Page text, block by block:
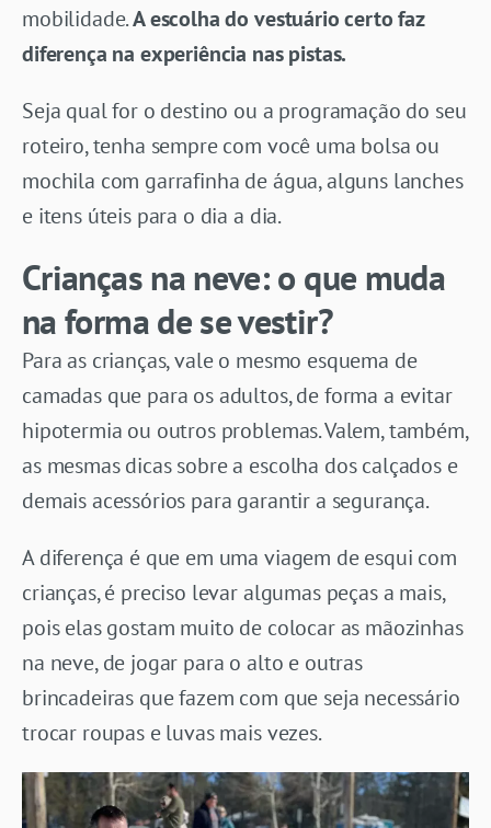
mobilidade.A escolha do vestuário certo faz
diferença na experiência nas pistas.
Seja qual for o destino ou a programação do seu
roteiro, tenha sempre com você uma bolsa ou
mochila com garrafinha de água, alguns lanches
e itens úteis para o dia a dia.
Crianças na neve: o que muda
na forma de se vestir?
Para as crianças, vale o mesmo esquema de
camadas que para os adultos, de forma a evitar
hipotermia ou outros problemas. Valem, também,
as mesmas dicas sobre a escolha dos calçados e
demais acessórios para garantir a segurança.
A diferença é que em uma viagem de esqui com
crianças, é preciso levar algumas peças a mais,
pois elas gostam muito de colocar as mãozinhas
na neve, de jogar para o alto e outras
brincadeiras que fazem com que seja necessário
trocar roupas e luvas mais vezes.